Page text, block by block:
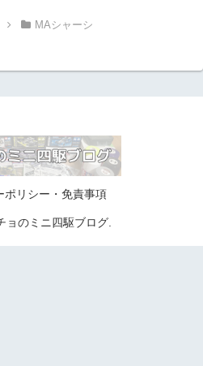
MAシャーシ
ポリシー・免責事項
ョのミニ四駆ブログ.